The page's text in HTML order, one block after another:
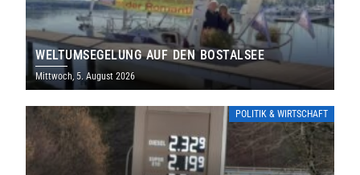
WELTUMSEGELUNG AUF DEN BOSTALSEE
Mittwoch, 5. August 2026
POLITIK & WIRTSCHAFT